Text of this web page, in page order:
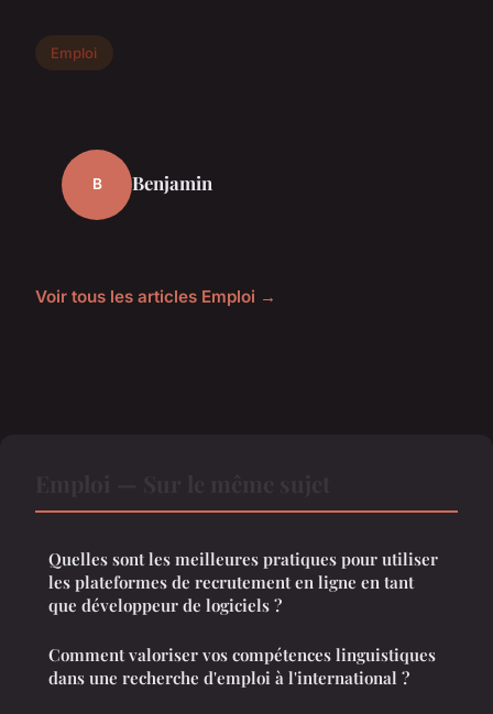
Emploi
B Benjamin
Voir tous les articles Emploi →
Quelles sont les meilleures pratiques pour utiliser
les plateformes de recrutement en ligne en tant
que développeur de logiciels ?
Comment valoriser vos compétences linguistiques
dans une recherche d'emploi à l'international ?